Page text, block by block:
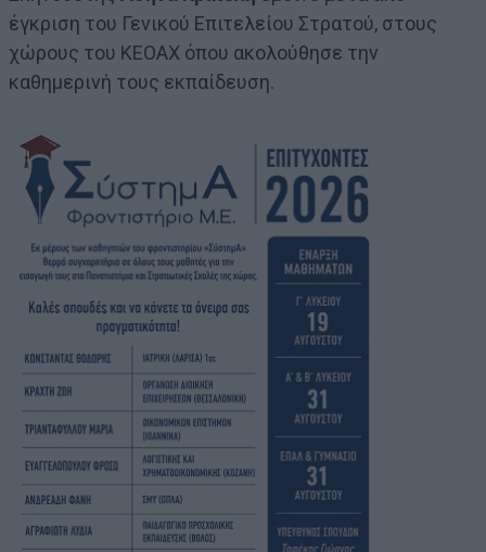
έγκριση του Γενικού Επιτελείου Στρατού, στους
χώρους του ΚΕΟΑΧ όπου ακολούθησε την
καθημερινή τους εκπαίδευση.